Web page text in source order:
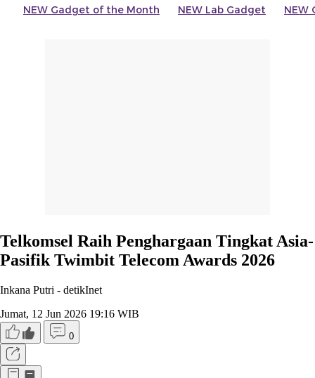
NEW Gadget of the Month NEW Lab Gadget NEW
Telkomsel Raih Penghargaan Tingkat Asia-
Pasifik Twimbit Telecom Awards 2026
Inkana Putri - detikInet
Jumat, 12 Jun 2026 19:16 WIB
0